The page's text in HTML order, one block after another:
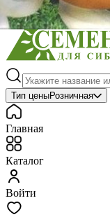
Обустройство
Тип ценыРозничная
Главная
Каталог
Войти